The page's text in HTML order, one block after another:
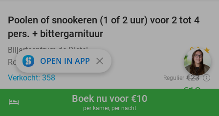
shopping_cart Boek nu
hotel Boek nu voor €10
per kamer, per nacht
39%
Poolen of snookeren (1 of 2 uur) voor 2 tot 4
pers. + bittergarnituur
Biljartcentrum de Distel 9.9star
Roosendaal
Verkocht: 358
Regulier €23
€13,95
OPEN IN APP close